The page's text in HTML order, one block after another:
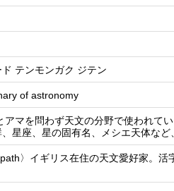
テンモンガク ジテン
of astronomy
アマを問わず天文の分野で使われて
星座、星の固有名、メシエ天体など
〉イギリス在住の天文愛好家。